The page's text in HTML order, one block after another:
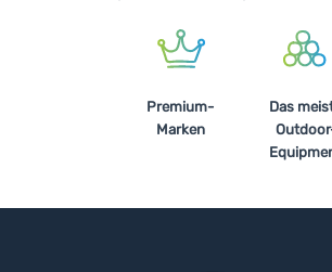
Premium-
Marken
Das